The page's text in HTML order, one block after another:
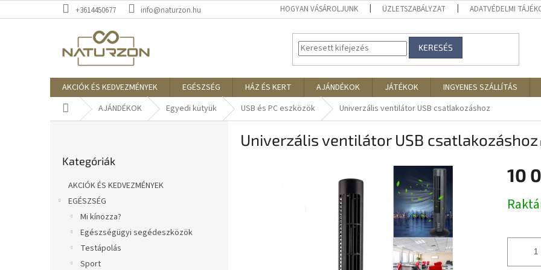
a
+3614450677 info@naturzon.hu HOGYAN VÁSÁROLJUNK ÜZLETSZABÁLYZAT ADATVÉDELMI
KERESÉS
AKCIÓK ÉS KEDVEZMÉNYEK EGÉSZSÉG HÁZ ÉS KERT AJÁNDÉKOK JÁTÉKOK INGYENES SZÁLLÍTÁS
KezdőlapAJÁNDÉKOK Egyedi kütyük USB és PC eszközök Univerzális ventilátor USB csatlakozáshoz
átugrása
Kategóriák
AKCIÓK ÉS KEDVEZMÉNYEK
EGÉSZSÉG
Mi kínozza?
Egészségügyi segédeszközök
Testápolás
Sport
Univerzális ventilátor USB csatlakozáshoz
10